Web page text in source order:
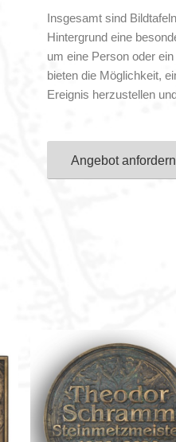
Insgesamt sind
Hintergrund eine
um eine Person oder
bieten die Möglichkeit,
Ereignis herzustellen
Angebot anfordern